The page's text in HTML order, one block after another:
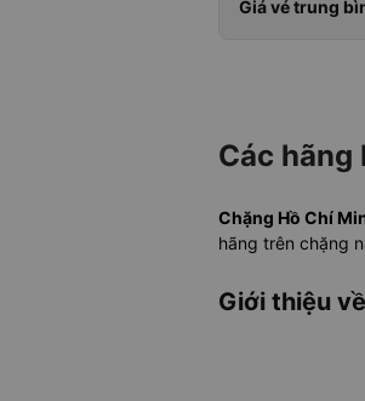
Giá vé trung
Các hãng
Chặng Hồ Chí
hãng trên chặng
Giới thiệu